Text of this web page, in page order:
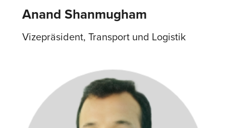
Anand Shanmugham
Vizepräsident, Transport und Logistik